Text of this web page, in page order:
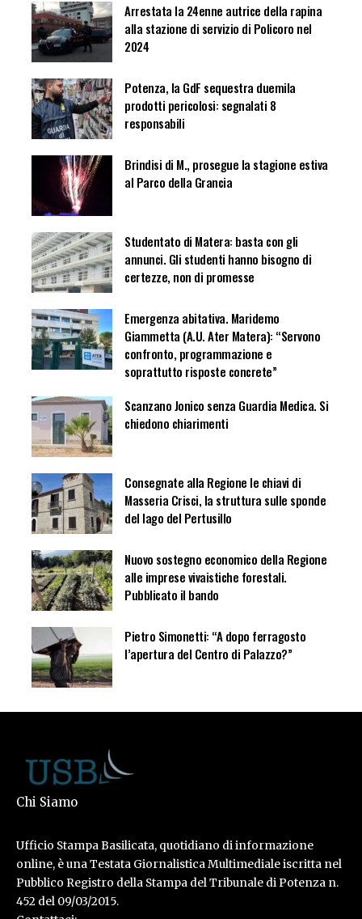
Arrestata la 24enne autrice della rapina
alla stazione di servizio di Policoro nel
2024
Potenza, la GdF sequestra duemila
prodotti pericolosi: segnalati 8
responsabili
Brindisi di M., prosegue la stagione estiva
al Parco della Grancia
Studentato di Matera: basta con gli
annunci. Gli studenti hanno bisogno di
certezze, non di promesse
Emergenza abitativa. Maridemo
Giammetta (A.U. Ater Matera): “Servono
confronto, programmazione e
soprattutto risposte concrete”
Scanzano Jonico senza Guardia Medica. Si
chiedono chiarimenti
Consegnate alla Regione le chiavi di
Masseria Crisci, la struttura sulle sponde
del lago del Pertusillo
Nuovo sostegno economico della Regione
alle imprese vivaistiche forestali.
Pubblicato il bando
Pietro Simonetti: “A dopo ferragosto
l’apertura del Centro di Palazzo?”
Chi Siamo
Ufficio Stampa Basilicata, quotidiano di informazione
online, è una Testata Giornalistica Multimediale iscritta nel
Pubblico Registro della Stampa del Tribunale di Potenza n.
452 del 09/03/2015.